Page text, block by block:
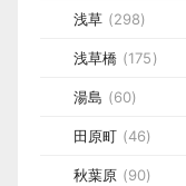
浅草 (298)
浅草橋 (175)
湯島 (60)
田原町 (46)
秋葉原 (90)